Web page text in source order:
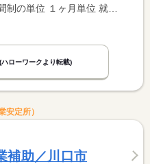
(ハローワークより転載)
安定所）
補助／川口市